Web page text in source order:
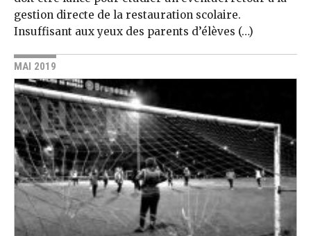
gestion directe de la restauration scolaire.
Insuffisant aux yeux des parents d’élèves (…)
MAI 2019